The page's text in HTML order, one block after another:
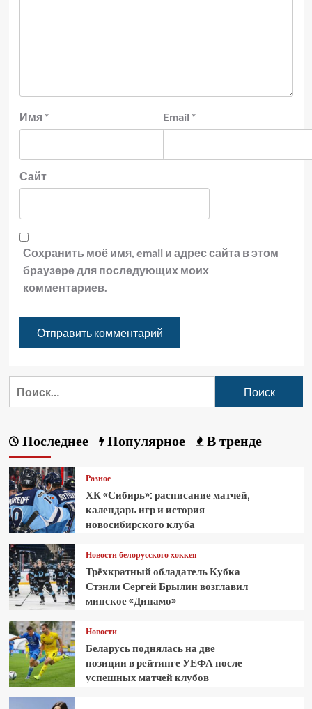
Имя * Email *
Сайт
Сохранить моё имя, email и адрес сайта в этом
браузере для последующих моих
комментариев.
Последнее Популярное В тренде
Разное
ХК «Сибирь»: расписание матчей,
календарь игр и история
новосибирского клуба
Новости белорусского хоккея
Трёхкратный обладатель Кубка
Стэнли Сергей Брылин возглавил
минское «Динамо»
Новости
Беларусь поднялась на две
позиции в рейтинге УЕФА после
успешных матчей клубов